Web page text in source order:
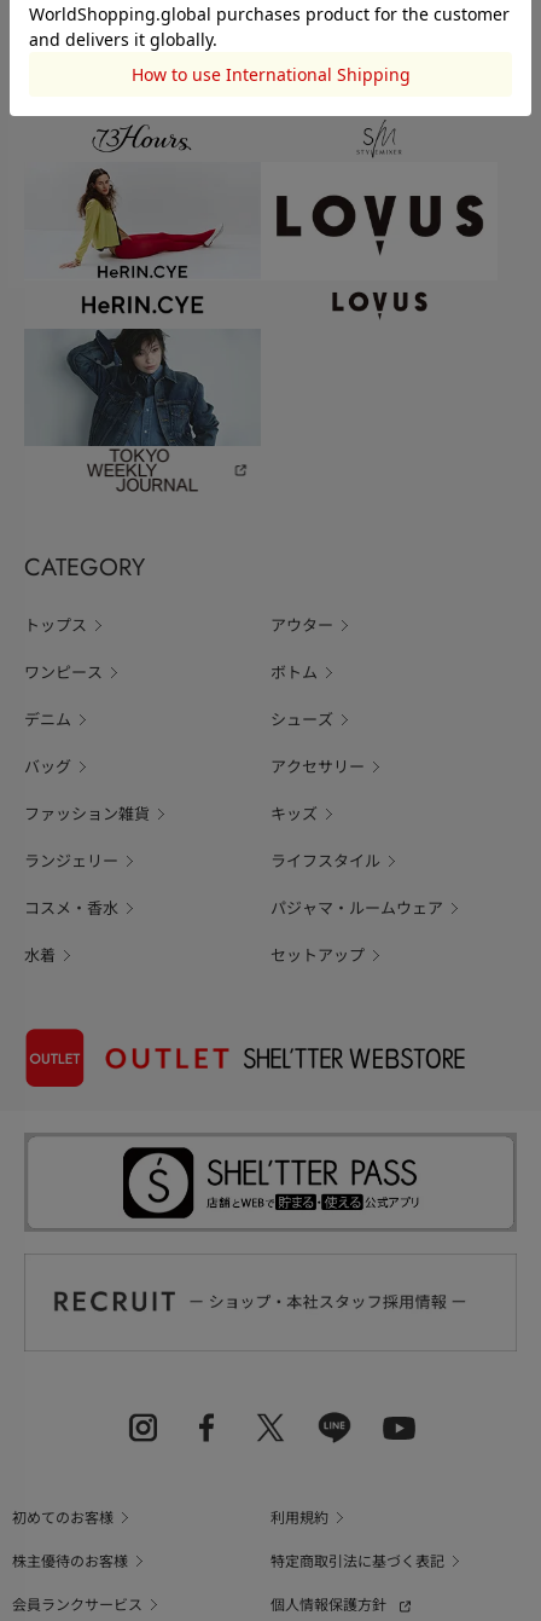
CATEGORY
トップス アウター
ワンピース ボトム
デニム シューズ
バッグ アクセサリー
ファッション雑貨 キッズ
ランジェリー ライフスタイル
コスメ・香水 パジャマ・ルームウェア
水着 セットアップ
初めてのお客様
利用規約
株主優待のお客様
特定商取引法に基づく表記
会員ランクサービス
個人情報保護方針